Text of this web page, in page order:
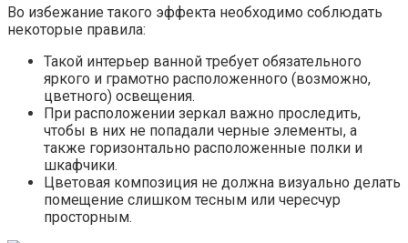
Во избежание такого эффекта необходимо соблюдать
некоторые правила:
Такой интерьер ванной требует обязательного
яркого и грамотно расположенного (возможно,
цветного) освещения.
При расположении зеркал важно проследить,
чтобы в них не попадали черные элементы, а
также горизонтально расположенные полки и
шкафчики.
Цветовая композиция не должна визуально делать
помещение слишком тесным или чересчур
просторным.